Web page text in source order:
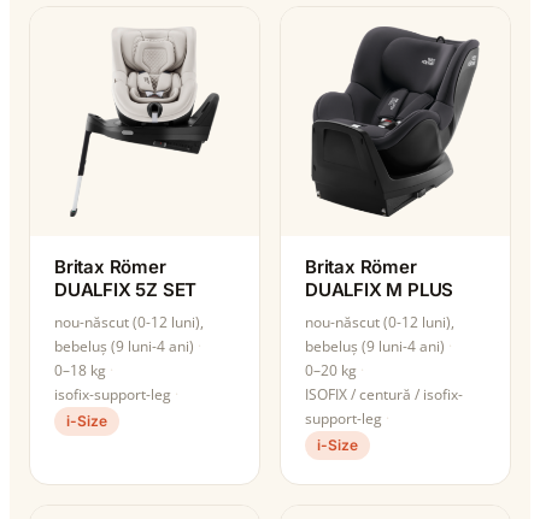
Britax Römer
DUALFIX 5Z SET
nou-născut (0-12 luni),
bebeluș (9 luni-4 ani)
0–18 kg
isofix-support-leg
i-Size
Britax Römer
DUALFIX M PLUS
nou-născut (0-12 luni),
bebeluș (9 luni-4 ani)
0–20 kg
ISOFIX / centură / isofix-
support-leg
i-Size